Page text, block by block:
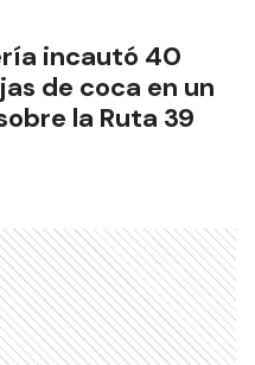
incautó 40
de coca en un
la Ruta 39